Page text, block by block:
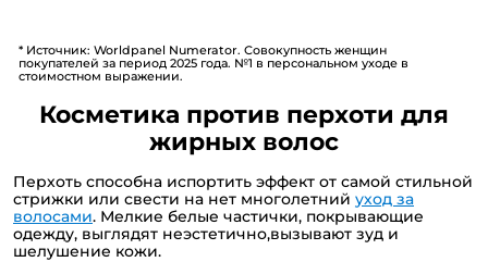
* Источник: Worldpanel Numerator. Совокупность женщин
покупателей за период 2025 года. №1 в персональном уходе в
стоимостном выражении.
Косметика против перхоти для
жирных волос
Перхоть способна испортить эффект от самой стильной
стрижки или свести на нет многолетний уход за
волосами. Мелкие белые частички, покрывающие
одежду, выглядят неэстетично,вызывают зуд и
шелушение кожи.